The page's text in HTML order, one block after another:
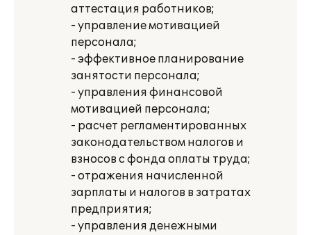
аттестация работников;
- управление мотивацией
персонала;
- эффективное планирование
занятости персонала;
- управления финансовой
мотивацией персонала;
- расчет регламентированных
законодательством налогов и
взносов с фонда оплаты труда;
- отражения начисленной
зарплаты и налогов в затратах
предприятия;
- управления денежными